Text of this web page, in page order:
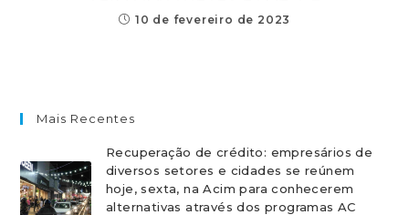
10 de fevereiro de 2023
Mais Recentes
Recuperação de crédito: empresários de
diversos setores e cidades se reúnem
hoje, sexta, na Acim para conhecerem
alternativas através dos programas AC